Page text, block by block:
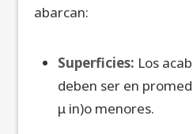
abarcan:
Superficies: Los
deben ser en
μ in)o menores.